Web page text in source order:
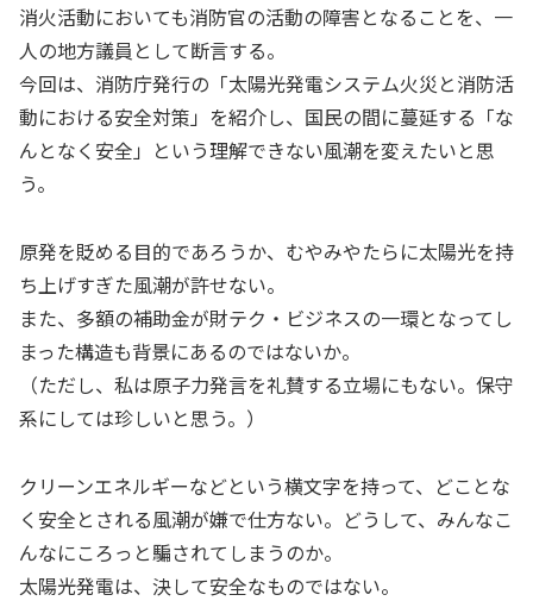
消火活動においても消防官の活動の障害となることを、一
人の地方議員として断言する。
今回は、消防庁発行の「太陽光発電システム火災と消防活
動における安全対策」を紹介し、国民の間に蔓延する「な
んとなく安全」という理解できない風潮を変えたいと思
う。
原発を貶める目的であろうか、むやみやたらに太陽光を持
ち上げすぎた風潮が許せない。
また、多額の補助金が財テク・ビジネスの一環となってし
まった構造も背景にあるのではないか。
（ただし、私は原子力発言を礼賛する立場にもない。保守
系にしては珍しいと思う。）
クリーンエネルギーなどという横文字を持って、どことな
く安全とされる風潮が嫌で仕方ない。どうして、みんなこ
んなにころっと騙されてしまうのか。
太陽光発電は、決して安全なものではない。